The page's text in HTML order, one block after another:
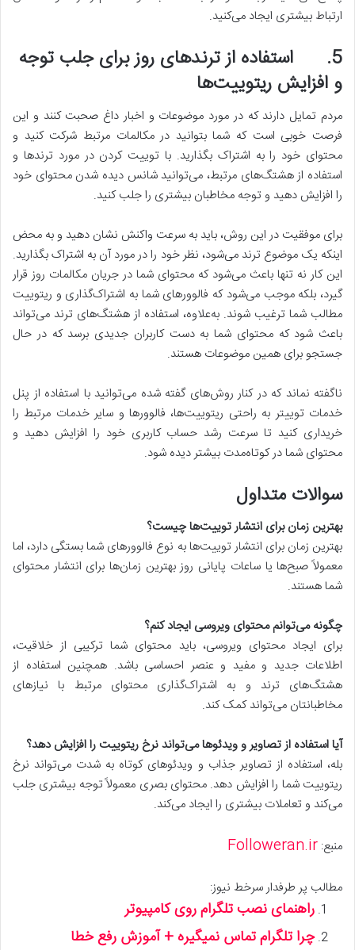
ارتباط بیشتری ایجاد می‌کنید.
5.
استفاده از ترندهای روز برای جلب توجه
و افزایش ریتوییت‌ها
مردم تمایل دارند که در مورد موضوعات و اخبار داغ صحبت کنند و این
فرصت خوبی است که شما بتوانید در مکالمات مرتبط شرکت کنید و
محتوای خود را به اشتراک بگذارید. با توییت کردن در مورد ترندها و
استفاده از هشتگ‌های مرتبط، می‌توانید شانس دیده شدن محتوای خود
را افزایش دهید و توجه مخاطبان بیشتری را جلب کنید.
برای موفقیت در این روش، باید به سرعت واکنش نشان دهید و به محض
اینکه یک موضوع ترند می‌شود، نظر خود را در مورد آن به اشتراک بگذارید.
این کار نه تنها باعث می‌شود که محتوای شما در جریان مکالمات روز قرار
گیرد، بلکه موجب می‌شود که فالوورهای شما به اشتراک‌گذاری و ریتوییت
مطالب شما ترغیب شوند. به‌علاوه، استفاده از هشتگ‌های ترند می‌تواند
باعث شود که محتوای شما به دست کاربران جدیدی برسد که در حال
جستجو برای همین موضوعات هستند.
ناگفته نماند که در کنار روش‌های گفته شده می‌توانید با استفاده از پنل
خدمات توییتر به راحتی ریتوییت‌ها، فالوورها و سایر خدمات مرتبط را
خریداری کنید تا سرعت رشد حساب کاربری خود را افزایش دهید و
محتوای شما در کوتاه‌مدت بیشتر دیده شود.
سوالات متداول
بهترین زمان برای انتشار توییت‌ها چیست؟
بهترین زمان برای انتشار توییت‌ها به نوع فالوورهای شما بستگی دارد، اما
معمولاً صبح‌ها یا ساعات پایانی روز بهترین زمان‌ها برای انتشار محتوای
شما هستند.
چگونه می‌توانم محتوای ویروسی ایجاد کنم؟
برای ایجاد محتوای ویروسی، باید محتوای شما ترکیبی از خلاقیت،
اطلاعات جدید و مفید و عنصر احساسی باشد. همچنین استفاده از
هشتگ‌های ترند و به اشتراک‌گذاری محتوای مرتبط با نیازهای
مخاطبانتان می‌تواند کمک کند.
آیا استفاده از تصاویر و ویدئوها می‌تواند نرخ ریتوییت را افزایش دهد؟
بله، استفاده از تصاویر جذاب و ویدئوهای کوتاه به شدت می‌تواند نرخ
ریتوییت شما را افزایش دهد. محتوای بصری معمولاً توجه بیشتری جلب
می‌کند و تعاملات بیشتری را ایجاد می‌کند.
منبع: Followeran.ir
مطالب پر طرفدار سرخط نیوز:
راهنمای نصب تلگرام روی کامپیوتر
چرا تلگرام تماس نمیگیره + آموزش رفع خطا